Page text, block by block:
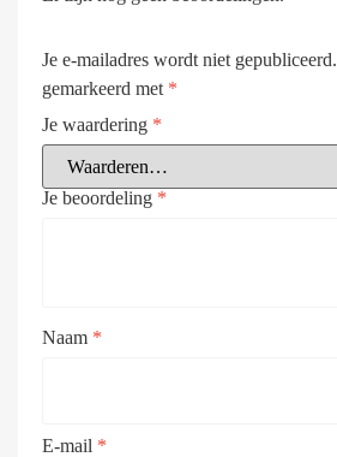
Je e-mailadres wordt niet gepubliceerd.
gemarkeerd met *
Je waardering *
Je beoordeling *
Naam *
E-mail *